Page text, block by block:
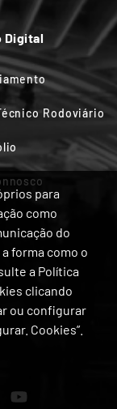
para
como
do
forma como o
a Política
clicando
ou configurar
Cookies”.
Digital
Rodoviário